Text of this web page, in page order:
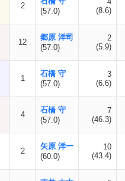
2
(57.0)
(8.6)
12
郷原 洋司
(57.0)
2
(5.9)
1
石橋 守
(57.0)
3
(6.6)
4
石橋 守
(57.0)
7
(46.3)
2
矢原 洋一
(60.0)
10
(43.4)